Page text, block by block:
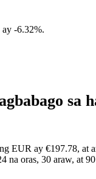
ay -6.32%.
sa
EUR ay €197.78,
na oras, 30 araw, at